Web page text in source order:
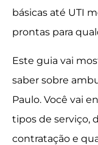
básicas até UTI
prontas para
Este guia vai
saber sobre
Paulo. Você vai
tipos de serviço,
contratação e